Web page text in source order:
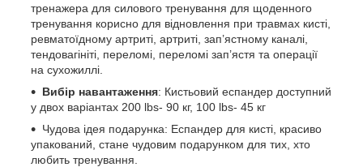
тренажера для силового тренування для щоденного
тренування корисно для відновлення при травмах кисті,
ревматоїдному артриті, артриті, зап’ястному каналі,
тендовагініті, переломі, переломі зап’ястя та операції
на сухожиллі.
Вибір навантаження: Кистьовий еспандер доступний
у двох варіантах 200 lbs- 90 кг, 100 lbs- 45 кг
Чудова ідея подарунка: Еспандер для кисті, красиво
упакований, стане чудовим подарунком для тих, хто
любить тренування.